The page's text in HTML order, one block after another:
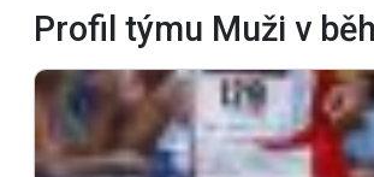
Profil týmu Muži v